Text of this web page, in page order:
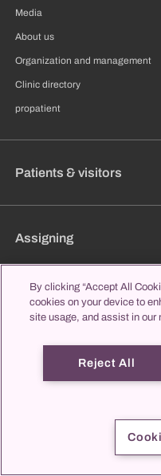
Media
About us
Organization and management
Clinic directory
propatient
Patients & visitors
Assigning
Jobs & Career
Learning & Studying
Imprint
By clicking “Accept All
cookies on your device to
site usage, and assist in our
Reject All